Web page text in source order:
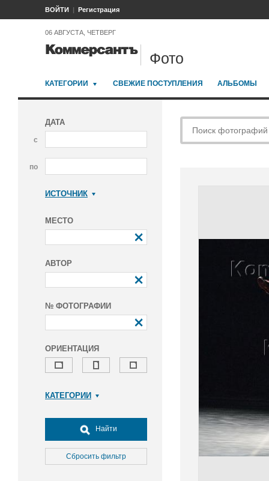
ВОЙТИ Регистрация
06 АВГУСТА, ЧЕТВЕРГ
Фото
КАТЕГОРИИ СВЕЖИЕ ПОСТУПЛЕНИЯ АЛЬБОМЫ
ДАТА
с
по
ИСТОЧНИК
МЕСТО
АВТОР
№ ФОТОГРАФИИ
ОРИЕНТАЦИЯ
КАТЕГОРИИ
Досуг, туризм и отдых
Культура
Медицина
Найти
Сбросить фильтр